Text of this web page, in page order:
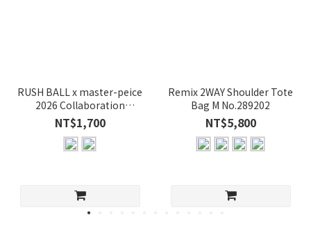
RUSH BALL x master-peice
2026 Collaboration
Sacoche
NT$1,700
Remix 2WAY Shoulder Tote
Bag M No.289202
NT$5,800